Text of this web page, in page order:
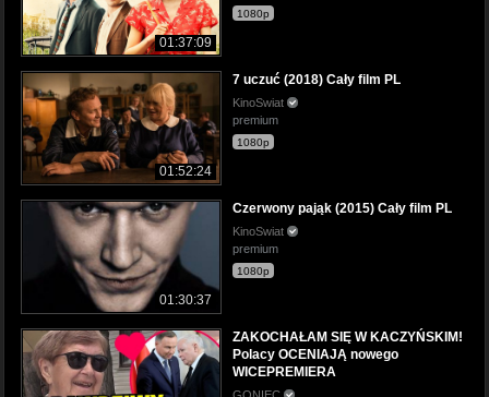
01:37:09
1080p
01:52:24
7 uczuć (2018) Cały film PL
KinoSwiat
premium
1080p
01:30:37
Czerwony pająk (2015) Cały film PL
KinoSwiat
premium
1080p
ZAKOCHAŁAM SIĘ W KACZYŃSKIM!
Polacy OCENIAJĄ nowego
WICEPREMIERA